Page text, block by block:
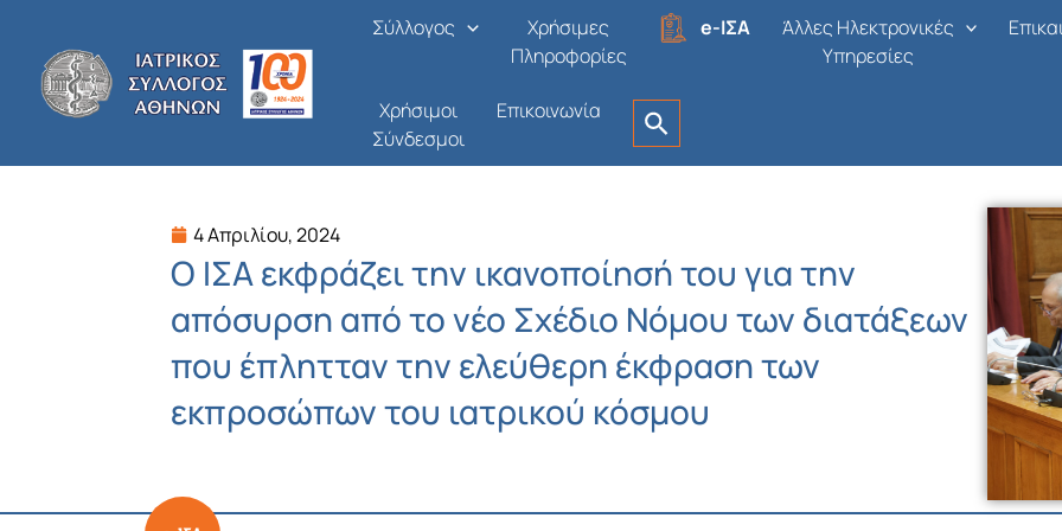
περιεχόμενο
Σύλλογος
Χρήσιμες
Πληροφορίες
e-ΙΣΑ
Άλλες Ηλεκτρονικές
Υπηρεσίες
Χρήσιμοι
Σύνδεσμοι
Επικοινωνία
4 Απριλίου, 2024
Ο ΙΣΑ εκφράζει την ικανοποίησή του για την
απόσυρση από το νέο Σχέδιο Νόμου των διατάξεων
που έπλητταν την ελεύθερη έκφραση των
εκπροσώπων του ιατρικού κόσμου